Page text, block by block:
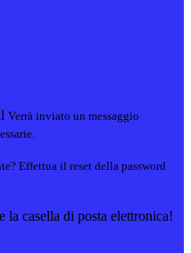
Verrà inviato un messaggio
Effettua il reset della password
casella di posta elettronica!